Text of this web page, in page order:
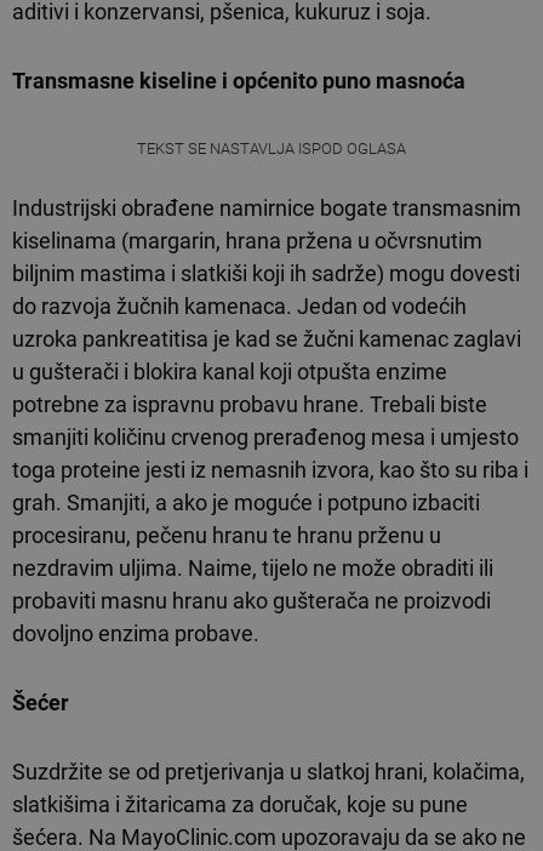
aditivi i konzervansi, pšenica, kukuruz i soja.
Transmasne kiseline i općenito puno masnoća
TEKST SE NASTAVLJA ISPOD OGLASA
Industrijski obrađene namirnice bogate transmasnim
kiselinama (margarin, hrana pržena u očvrsnutim
biljnim mastima i slatkiši koji ih sadrže) mogu dovesti
do razvoja žučnih kamenaca. Jedan od vodećih
uzroka pankreatitisa je kad se žučni kamenac zaglavi
u gušterači i blokira kanal koji otpušta enzime
potrebne za ispravnu probavu hrane. Trebali biste
smanjiti količinu crvenog prerađenog mesa i umjesto
toga proteine jesti iz nemasnih izvora, kao što su riba i
grah. Smanjiti, a ako je moguće i potpuno izbaciti
procesiranu, pečenu hranu te hranu prženu u
nezdravim uljima. Naime, tijelo ne može obraditi ili
probaviti masnu hranu ako gušterača ne proizvodi
dovoljno enzima probave.
Šećer
Suzdržite se od pretjerivanja u slatkoj hrani, kolačima,
slatkišima i žitaricama za doručak, koje su pune
šećera. Na MayoClinic.com upozoravaju da se ako ne